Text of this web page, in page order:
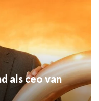
als ceo van